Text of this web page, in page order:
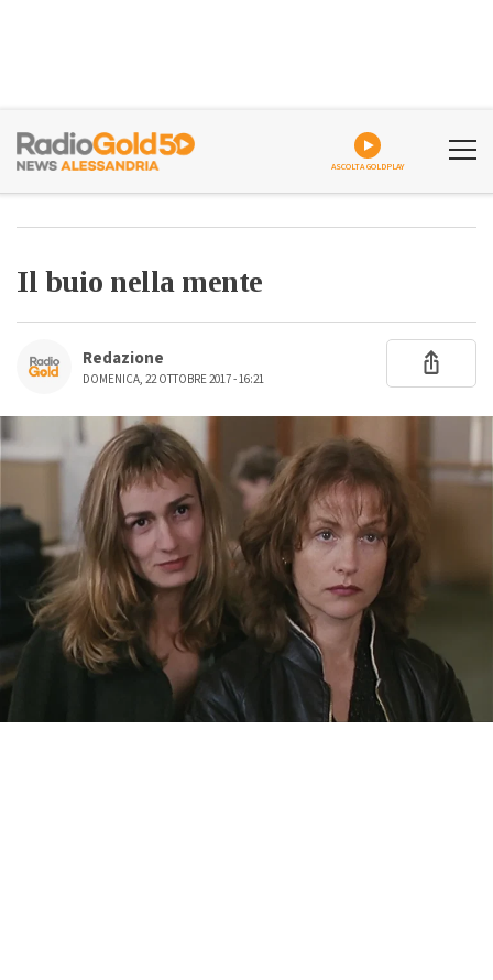
ASCOLTA GOLDPLAY
Il buio nella mente
Redazione
DOMENICA, 22 OTTOBRE 2017 - 16:21